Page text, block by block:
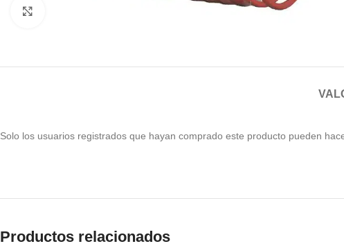
Solo los usuarios registrados que hayan comprado este producto pueden
Productos relacionados